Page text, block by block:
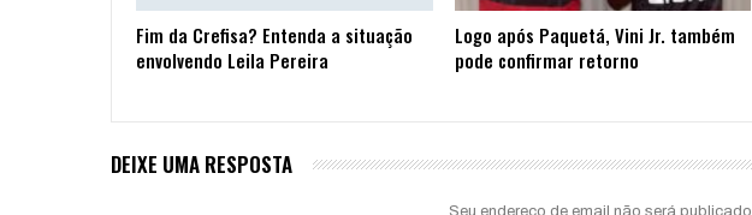
Fim da Crefisa? Entenda a situação
envolvendo Leila Pereira
Logo após Paquetá, Vini Jr. também
pode confirmar retorno
DEIXE UMA RESPOSTA
Seu endereço de email não será publicado.